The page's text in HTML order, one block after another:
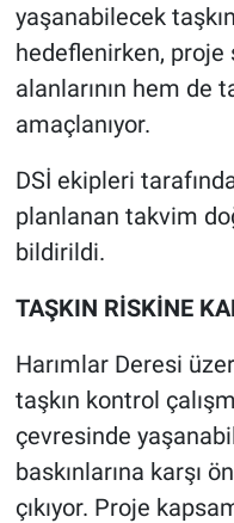
yaşanabilecek
hedeflenirken,
alanlarının hem de
amaçlanıyor.
DSİ ekipleri
planlanan takvim
bildirildi.
TAŞKIN RİSKİNE
Harımlar Deresi
taşkın kontrol
çevresinde
baskınlarına karşı
çıkıyor. Proje